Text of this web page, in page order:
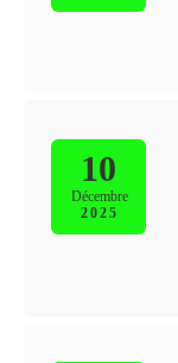
10
Décembre
2025